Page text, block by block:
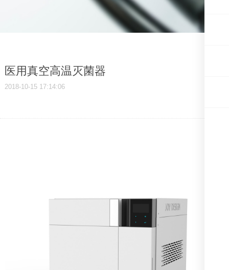
医用真空高温灭菌器
2018-10-15 17:14:06